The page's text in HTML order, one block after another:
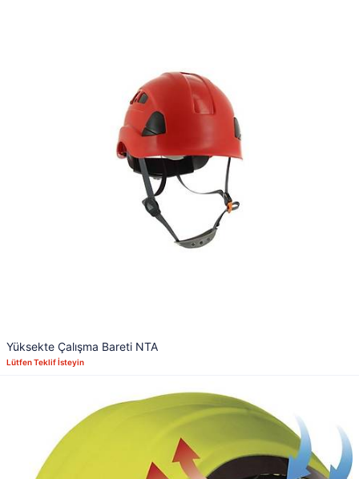
Yüksekte Çalışma Bareti NTA
Lütfen Teklif İsteyin